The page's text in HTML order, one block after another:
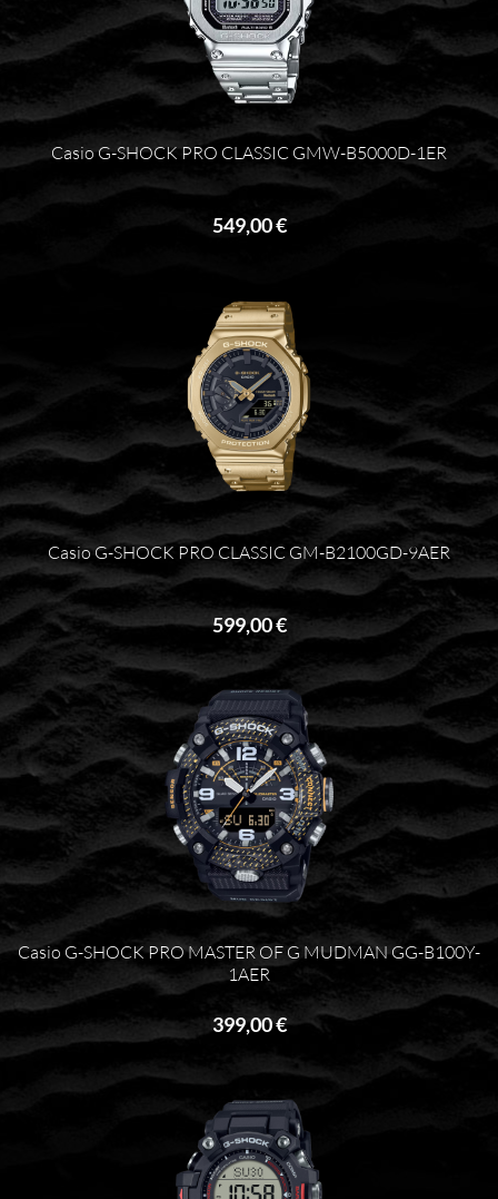
Casio G-SHOCK PRO CLASSIC GMW-B5000D-1ER
549,00 €
Casio G-SHOCK PRO CLASSIC GM-B2100GD-9AER
599,00 €
Casio G-SHOCK PRO MASTER OF G MUDMAN GG-B100Y-
1AER
399,00 €